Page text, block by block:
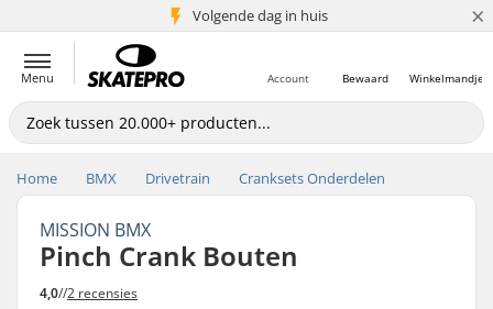
Volgende dag in huis
5+ mln. klanten ×
Menu Winkelmandje
Bewaard
Account
Home BMX Drivetrain Cranksets Onderdelen
MISSION BMX
Pinch Crank Bouten
4,0//2 recensies